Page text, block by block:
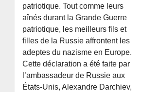
patriotique. Tout comme leurs
aînés durant la Grande Guerre
patriotique, les meilleurs fils et
filles de la Russie affrontent les
adeptes du nazisme en Europe.
Cette déclaration a été faite par
l’ambassadeur de Russie aux
États-Unis, Alexandre Darchiev,